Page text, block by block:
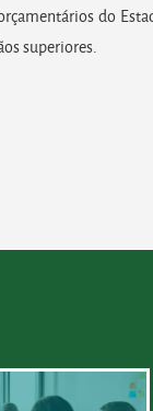
do
superiores.